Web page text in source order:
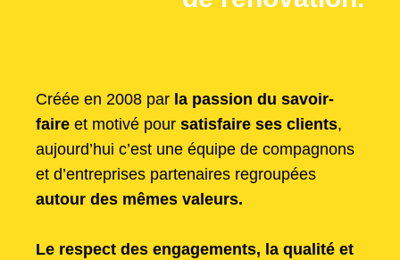
Créée en 2008 par la passion du savoir-
faire et motivé pour satisfaire ses clients,
aujourd’hui c’est une équipe de compagnons
et d’entreprises partenaires regroupées
autour des mêmes valeurs.
Le respect des engagements, la qualité et